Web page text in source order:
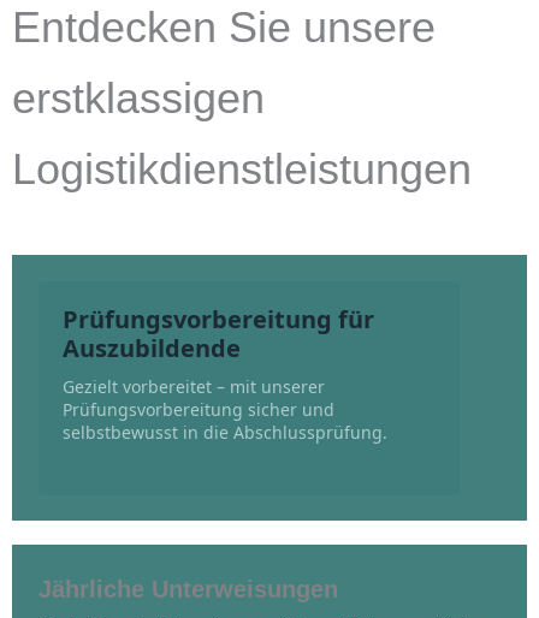
Entdecken Sie unsere
erstklassigen
Logistikdienstleistungen
Prüfungsvorbereitung für
Auszubildende
Gezielt vorbereitet – mit unserer
Prüfungsvorbereitung sicher und
selbstbewusst in die Abschlussprüfung.
Jährliche Unterweisungen